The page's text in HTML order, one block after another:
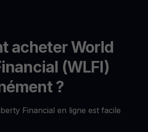
acheter World
(WLFI)
?
Financial en ligne est facile